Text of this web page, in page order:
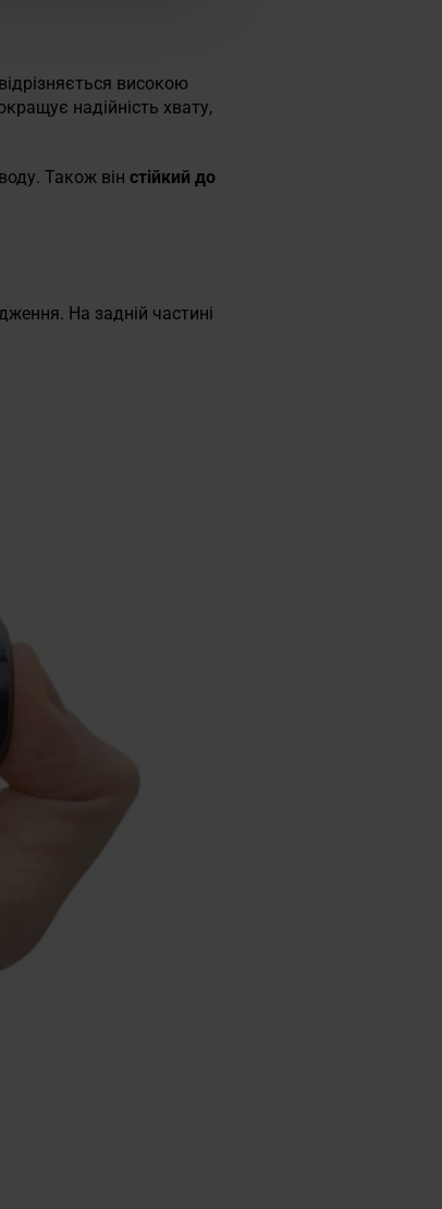
високою
надійність хвату,
Також він стійкий до
На задній частині